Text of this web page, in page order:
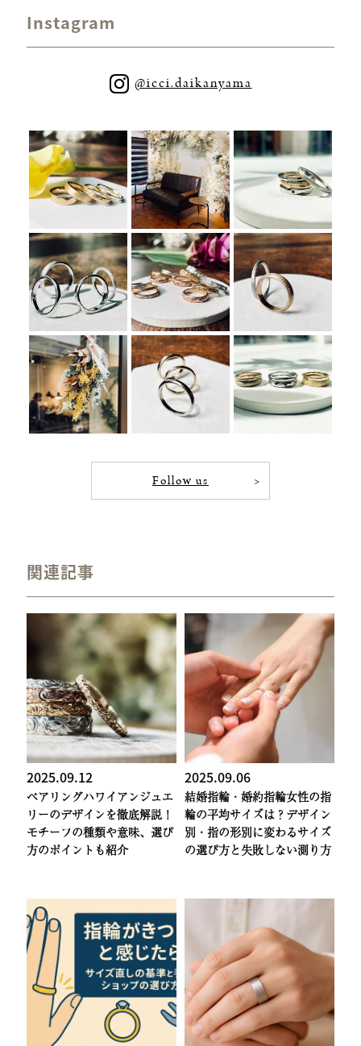
Instagram
@icci.daikanyama
Follow us
関連記事
2025.09.12
ペアリングハワイアンジュエ
リーのデザインを徹底解説！
モチーフの種類や意味、選び
方のポイントも紹介
2025.09.06
結婚指輪・婚約指輪女性の指
輪の平均サイズは？デザイン
別・指の形別に変わるサイズ
の選び方と失敗しない測り方